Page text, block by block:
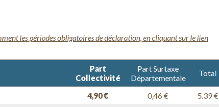
les périodes obligatoires de déclaration, en cliquant sur le lien
Part
Collectivité
Part Surtaxe
Départementale
Total
4,90 € 0,46 € 5.39 €